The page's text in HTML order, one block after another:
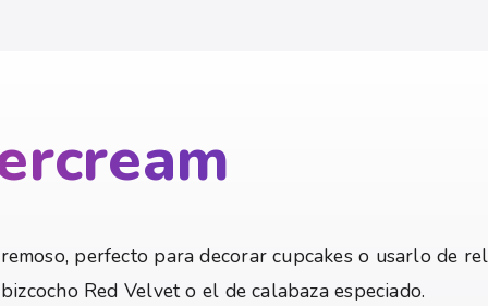
perfecto para decorar cupcakes o usarlo de
Red Velvet o el de calabaza especiado.